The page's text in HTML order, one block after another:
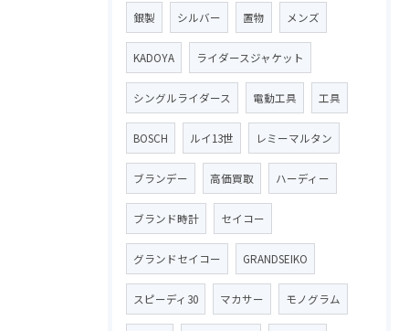
銀製 シルバー 置物 メンズ
KADOYA ライダースジャケット
シングルライダース 電動工具 工具
BOSCH ルイ13世 レミーマルタン
ブランデー 高価買取 ハーディー
ブランド時計 セイコー
グランドセイコー GRANDSEIKO
スピーディ30 マカサー モノグラム